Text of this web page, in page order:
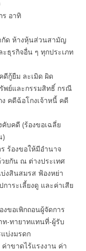
อาทิ
กัด ห้างหุ้นส่วนสามัญ
รกิจอื่น ๆ ทุกประเภท
กู้ยืม ละเมิด ผิด
พย์และกรรมสิทธิ์ กรณี
คดีฉ้อโกงเจ้าหนี้ คดี
บคดี (ร้องขอเฉลี่ย
)
ร้องขอให้มีอำนาจ
ยกัน ณ ต่างประเทศ
งสินสมรส ฟ้องหย่า
าระเลี้ยงดู และค่าเสีย
ขอเพิกถอนผู้จัดการ
ท-ทายาทแทนที่-ผู้รับ
บ่งมรดก
าขาดไร้แรงงาน ค่า